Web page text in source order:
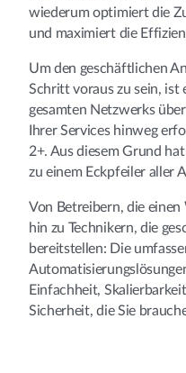
wiederum optimiert die
und maximiert die
Um den geschäftlichen
Schritt voraus zu sein, ist
gesamten Netzwerks
Ihrer Services hinweg
2+. Aus diesem Grund
zu einem Eckpfeiler aller
Von Betreibern, die
hin zu Technikern, die
bereitstellen: Die
Einfachheit,
Sicherheit, die Sie